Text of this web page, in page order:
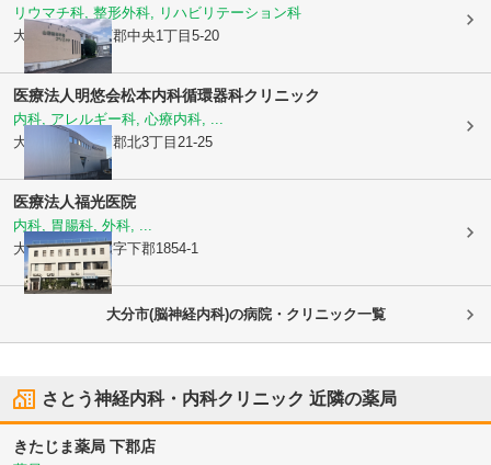
リウマチ科, 整形外科, リハビリテーション科
大分県大分市下郡中央1丁目5-20
医療法人明悠会松本内科循環器科クリニック
内科, アレルギー科, 心療内科, ...
大分県大分市下郡北3丁目21-25
医療法人福光医院
内科, 胃腸科, 外科, ...
大分県大分市大字下郡1854-1
大分市(脳神経内科)の病院・クリニック一覧
さとう神経内科・内科クリニック 近隣の薬局
きたじま薬局 下郡店